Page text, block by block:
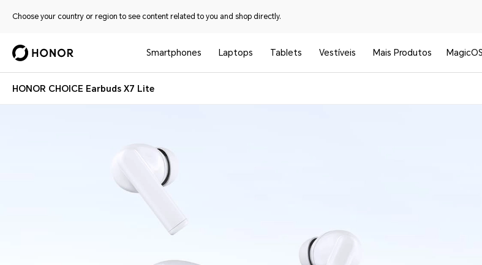
Choose your country or region to see content related to you and shop directly.
Smartphones Laptops Tablets Vestíveis Mais Produtos MagicOS
HONOR CHOICE Earbuds X7 Lite